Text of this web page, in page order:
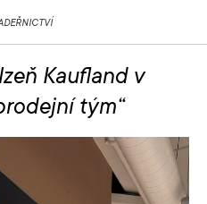
Kaufland v
tým“